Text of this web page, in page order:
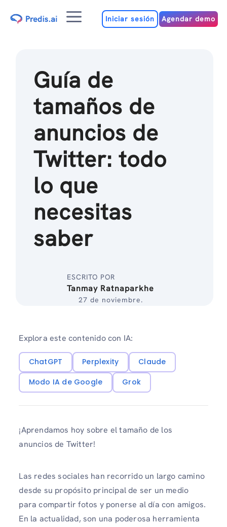
MenúIniciar sesión Agendar demo
Guía de
tamaños de
anuncios de
Twitter: todo
lo que
necesitas
saber
ESCRITO POR
Tanmay Ratnaparkhe
27 de noviembre.
Explora este contenido con IA:
ChatGPT Perplexity
Claude
Modo IA de Google
Grok
¡Aprendamos hoy sobre el tamaño de los
anuncios de Twitter!
Las redes sociales han recorrido un largo camino
desde su propósito principal de ser un medio
para compartir fotos y ponerse al día con amigos.
En la actualidad, son una poderosa herramienta